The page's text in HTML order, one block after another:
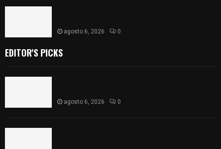
agosto 6, 2026 0
EDITOR'S PICKS
agosto 6, 2026 0